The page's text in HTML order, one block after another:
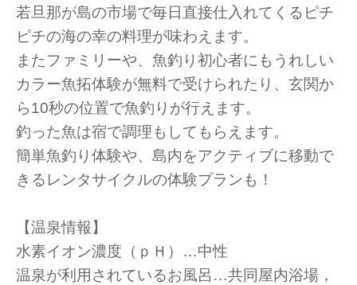
若旦那が島の市場で毎日直接仕入れてくるピチ
ピチの海の幸の料理が味わえます。
またファミリーや、魚釣り初心者にもうれしい
カラー魚拓体験が無料で受けられたり、玄関か
ら10秒の位置で魚釣りが行えます。
釣った魚は宿で調理もしてもらえます。
簡単魚釣り体験や、島内をアクティブに移動で
きるレンタサイクルの体験プランも！
【温泉情報】
水素イオン濃度（ｐＨ）…中性
温泉が利用されているお風呂…共同屋内浴場，